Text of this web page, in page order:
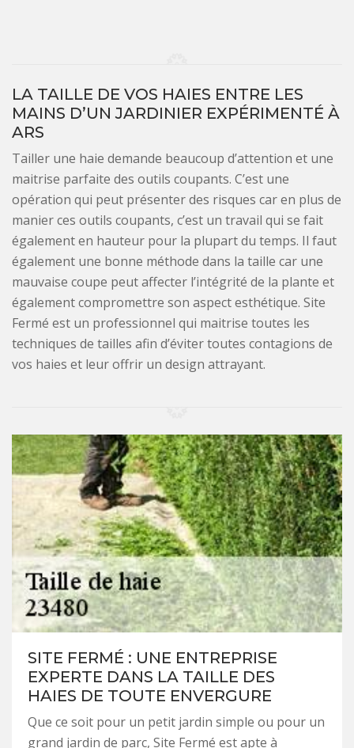
LA TAILLE DE VOS HAIES ENTRE LES
MAINS D’UN JARDINIER EXPÉRIMENTÉ À
ARS
Tailler une haie demande beaucoup d’attention et une
maitrise parfaite des outils coupants. C’est une
opération qui peut présenter des risques car en plus de
manier ces outils coupants, c’est un travail qui se fait
également en hauteur pour la plupart du temps. Il faut
également une bonne méthode dans la taille car une
mauvaise coupe peut affecter l’intégrité de la plante et
également compromettre son aspect esthétique. Site
Fermé est un professionnel qui maitrise toutes les
techniques de tailles afin d’éviter toutes contagions de
vos haies et leur offrir un design attrayant.
SITE FERMÉ : UNE ENTREPRISE
EXPERTE DANS LA TAILLE DES
HAIES DE TOUTE ENVERGURE
Que ce soit pour un petit jardin simple ou pour un
grand jardin de parc, Site Fermé est apte à